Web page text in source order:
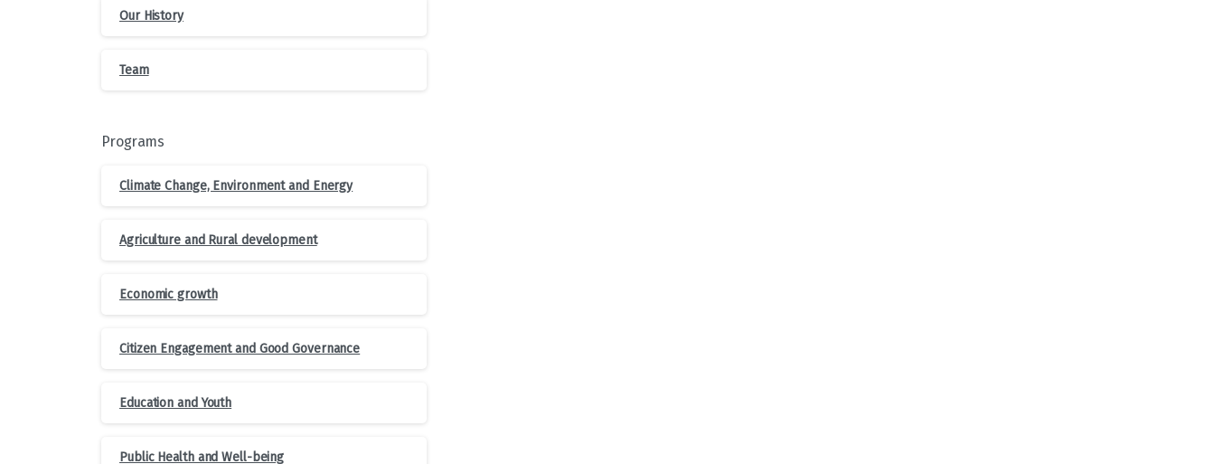
Our History
Team
Programs
Climate Change, Environment and Energy
Agriculture and Rural development
Economic growth
Citizen Engagement and Good Governance
Education and Youth
Public Health and Well-being